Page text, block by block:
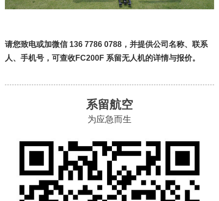
请您致电或加微信 136 7786 0788，并提供公司 名称、联系
人、手机号， 可查收FC200F 系留无人机的详情与报价。
系留航空
为应急而生